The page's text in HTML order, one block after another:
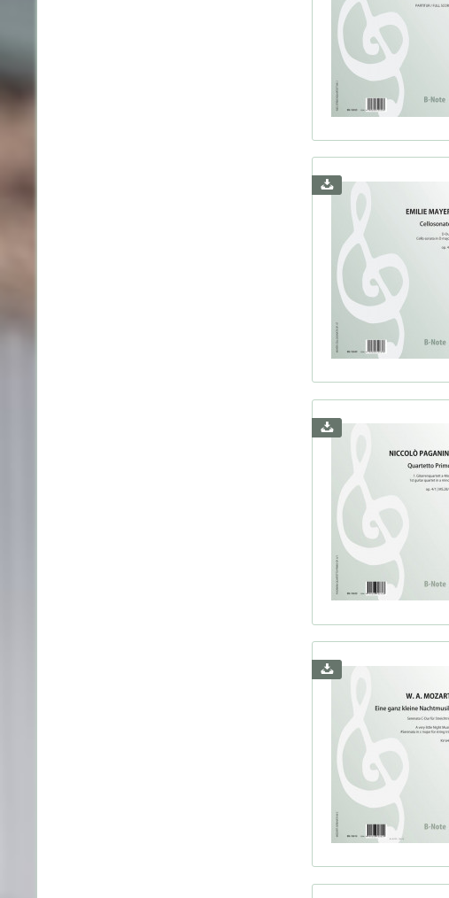
Godard,
Grieg, Edvard
Hahn, Reynaldo
Haydn, Joseph
Herbert, Victor
Ives, Charles
Janácek, Leos
Jongen, Joseph
Juon, Paul
Kaminski,
Karg-Elert,
Koechlin,
Ladmirault,
Lekeu,
Maier,
Mayer, Emilie
Mazas, Jacques
Monti, Vittorio
Mottu,
Prokofiev,
Puccini,
Purcell, Henry
Raff, Joseph
Ravel, Joseph-
Reger, Max
Reinecke, Carl
Respighi,